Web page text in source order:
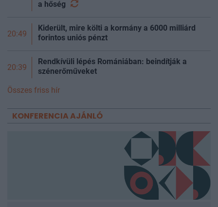
a hőség
20:49
Kiderült, mire költi a kormány a 6000 milliárd
forintos uniós pénzt
20:39
Rendkívüli lépés Romániában: beindítják a
szénerőműveket
Összes friss hír
KONFERENCIA AJÁNLÓ